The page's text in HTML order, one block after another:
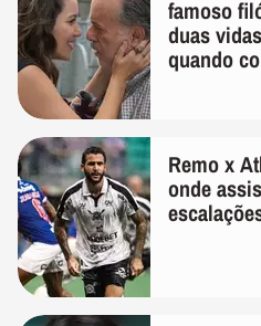
famoso
duas
quando
Remo x
onde